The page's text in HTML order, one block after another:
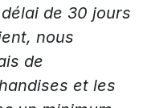
de 30 jours
nous
de
et les